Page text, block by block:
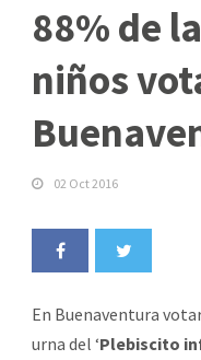
88% de
niños
02 Oct 2016
En Buenaventura
urna del ‘Plebiscito